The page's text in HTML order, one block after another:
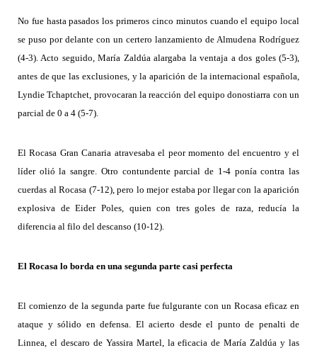
No fue hasta pasados los primeros cinco minutos cuando el equipo local
se puso por delante con un certero lanzamiento de Almudena Rodríguez
(4-3). Acto seguido, María Zaldúa alargaba la ventaja a dos goles (5-3),
antes de que las exclusiones, y la aparición de la internacional española,
Lyndie Tchaptchet, provocaran la reacción del equipo donostiarra con un
parcial de 0 a 4 (5-7).
El Rocasa Gran Canaria atravesaba el peor momento del encuentro y el
líder olió la sangre. Otro contundente parcial de 1-4 ponía contra las
cuerdas al Rocasa (7-12), pero lo mejor estaba por llegar con la aparición
explosiva de Eider Poles, quien con tres goles de raza, reducía la
diferencia al filo del descanso (10-12).
El Rocasa lo borda en una segunda parte casi perfecta
El comienzo de la segunda parte fue fulgurante con un Rocasa eficaz en
ataque y sólido en defensa. El acierto desde el punto de penalti de
Linnea, el descaro de Yassira Martel, la eficacia de María Zaldúa y las